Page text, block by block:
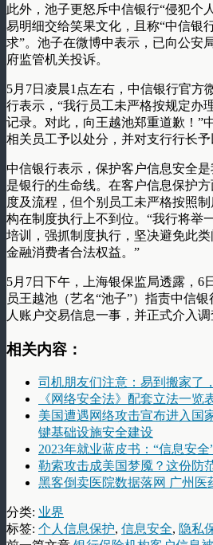
此外，池子更怒斥中信银行“侵犯个
易明细交给笑果文化，且称“中信银
求”。池子在微博中表示，已向公安
府监管机关投诉。
5月7日凌晨1点左右，中信银行官方
行表示，“我行员工未严格按规定办
记录。对此，向王越池郑重道歉！”
相关员工予以处分，并对支行行长予
中信银行表示，保护客户信息安全
是银行的生命线。在客户信息保护
度及流程，但个别员工未严格按照
构在制度执行上不到位。“我行将举
培训，强抓制度执行，坚决避免此
金融消费者合法权益。”
5月7日下午，上海银保监局透露，6
员王越池（艺名“池子”）指责中信
人账户交易信息一事，并正式介入调
相关内容：
司机朋友们注意：易到搬家了
《网络安全法》配套立法一览
美国遭遇网络攻击宣布进入国
键基础设施安全建设
2023年就业蓝皮书：“信息安
勒索攻击成美国梦魇？这份防
黑客倒卖医院数据落网 广州医
分类: 业界
标签: 个人信息保护, 信息安全, 隐私